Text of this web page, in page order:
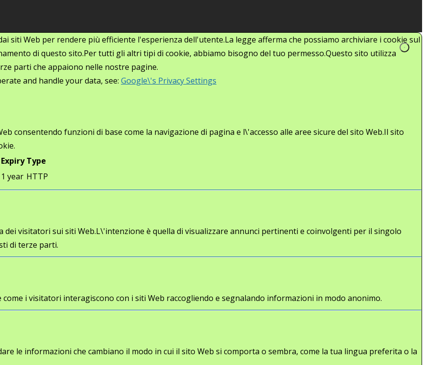
siti Web per rendere più efficiente l'esperienza dell'utente.La legge afferma che possiamo archiviare i cookie sul
di questo sito.Per tutti gli altri tipi di cookie, abbiamo bisogno del tuo permesso.Questo sito utilizza
parti che appaiono nelle nostre pagine.
and handle your data, see: Google\'s Privacy Settings
consentendo funzioni di base come la navigazione di pagina e l\'accesso alle aree sicure del sito Web.Il sito
Expiry Type
1 year HTTP
visitatori sui siti Web.L\'intenzione è quella di visualizzare annunci pertinenti e coinvolgenti per il singolo
di terze parti.
i visitatori interagiscono con i siti Web raccogliendo e segnalando informazioni in modo anonimo.
le informazioni che cambiano il modo in cui il sito Web si comporta o sembra, come la tua lingua preferita o la